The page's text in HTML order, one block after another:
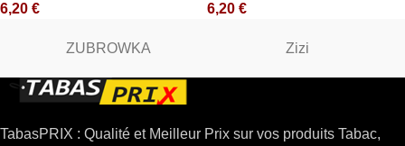
6,20 €
6,20 €
ZUBROWKA Zizi
TabasPRIX : Qualité et Meilleur Prix sur vos produits Tabac,